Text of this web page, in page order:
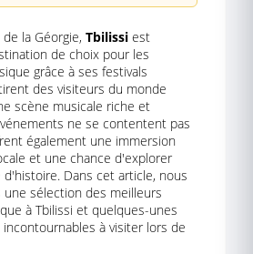
la Géorgie, Tbilissi est
de choix pour les
grâce à ses festivals
des visiteurs du monde
scène musicale riche et
ne se contentent pas
également une immersion
et une chance d'explorer
d'histoire. Dans cet article, nous
sélection des meilleurs
à Tbilissi et quelques-unes
à visiter lors de